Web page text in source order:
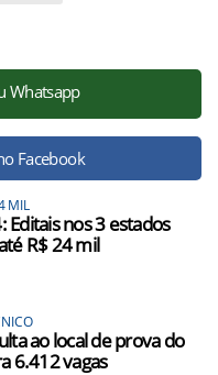
Whatsapp
Facebook
MIL
Editais nos 3 estados
R$ 24 mil
ao local de prova do
6.412 vagas